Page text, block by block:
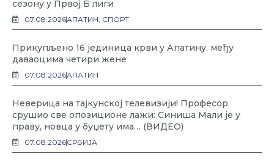
сезону у Првој Б лиги
07.08.2026АПАТИН, СПОРТ
Прикупљено 16 јединица крви у Апатину, међу
даваоцима четири жене
07.08.2026АПАТИН
Неверица на тајкунској телевизији! Професор
срушио све опозиционе лажи: Синиша Мали је у
праву, новца у буџету има… (ВИДЕО)
07.08.2026СРБИЈА